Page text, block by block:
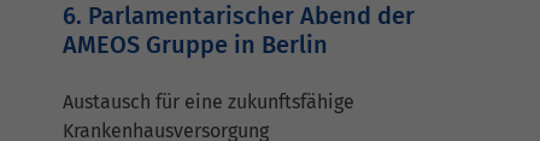
6. Parlamentarischer Abend der
AMEOS Gruppe in Berlin
Austausch für eine zukunftsfähige
Krankenhausversorgung